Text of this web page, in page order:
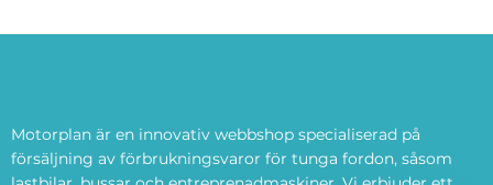
Motorplan är en innovativ webbshop specialiserad på
försäljning av förbrukningsvaror för tunga fordon, såsom